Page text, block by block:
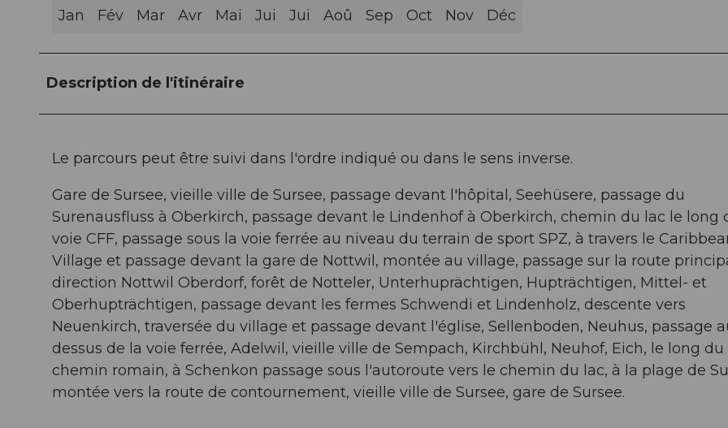
Jan Fév Mar Avr Mai Jui Jui Aoû Sep Oct Nov Déc
Description de l'itinéraire
Le parcours peut être suivi dans l'ordre indiqué ou dans le sens inverse.
Gare de Sursee, vieille ville de Sursee, passage devant l'hôpital, Seehüsere, passage du
Surenausfluss à Oberkirch, passage devant le Lindenhof à Oberkirch, chemin du lac le long
voie CFF, passage sous la voie ferrée au niveau du terrain de sport SPZ, à travers le
Village et passage devant la gare de Nottwil, montée au village, passage sur la route
direction Nottwil Oberdorf, forêt de Notteler, Unterhuprächtigen, Hupträchtigen, Mittel- et
Oberhupträchtigen, passage devant les fermes Schwendi et Lindenholz, descente vers
Neuenkirch, traversée du village et passage devant l'église, Sellenboden, Neuhus, passage
dessus de la voie ferrée, Adelwil, vieille ville de Sempach, Kirchbühl, Neuhof, Eich, le long du
chemin romain, à Schenkon passage sous l'autoroute vers le chemin du lac, à la plage de
montée vers la route de contournement, vieille ville de Sursee, gare de Sursee.